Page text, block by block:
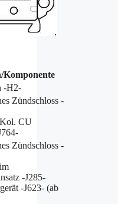
-H2-
Zündschloss -
CU
Zündschloss -
-J285-
-J623- (ab